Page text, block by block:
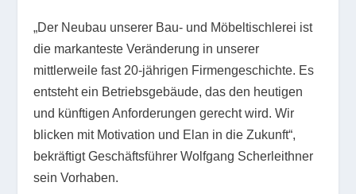
„Der Neubau unserer Bau- und Möbeltischlerei ist
die markanteste Veränderung in unserer
mittlerweile fast 20-jährigen Firmengeschichte. Es
entsteht ein Betriebsgebäude, das den heutigen
und künftigen Anforderungen gerecht wird. Wir
blicken mit Motivation und Elan in die Zukunft“,
bekräftigt Geschäftsführer Wolfgang Scherleithner
sein Vorhaben.